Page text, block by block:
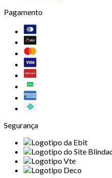
Pagamento
Segurança